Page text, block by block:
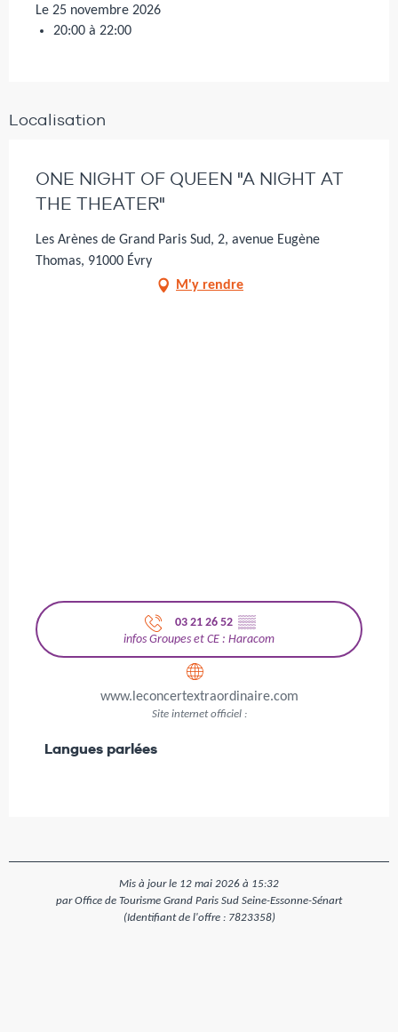
Le 25 novembre 2026
20:00 à 22:00
Localisation
ONE NIGHT OF QUEEN "A NIGHT AT
THE THEATER"
Les Arènes de Grand Paris Sud, 2, avenue Eugène
Thomas, 91000 Évry
M'y rendre
03 21 26 52 ▒▒
infos Groupes et CE : Haracom
www.leconcertextraordinaire.com
Site internet officiel :
Langues parlées
Langues parlées
Mis à jour le 12 mai 2026 à 15:32
par Office de Tourisme Grand Paris Sud Seine-Essonne-Sénart
(Identifiant de l'offre : 7823358)